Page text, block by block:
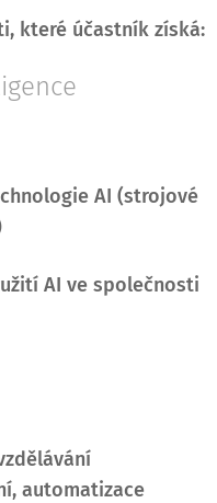
které účastník získá:
AI (strojové
AI ve společnosti
automatizace